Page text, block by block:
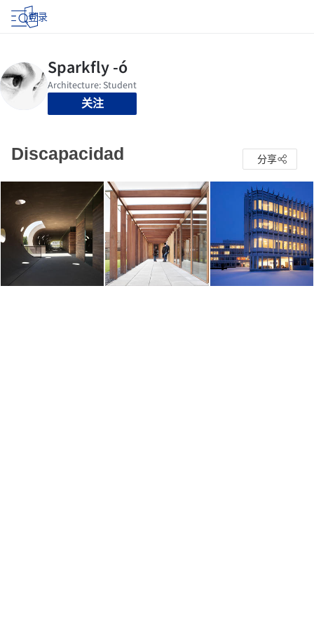
登录
关注
Discapacidad 分享